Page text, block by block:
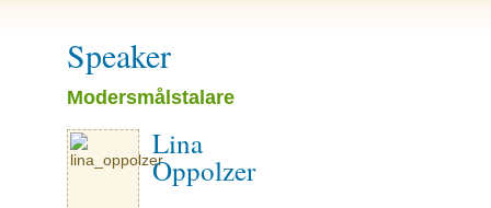
Speaker
Modersmålstalare
Lina
Oppolzer